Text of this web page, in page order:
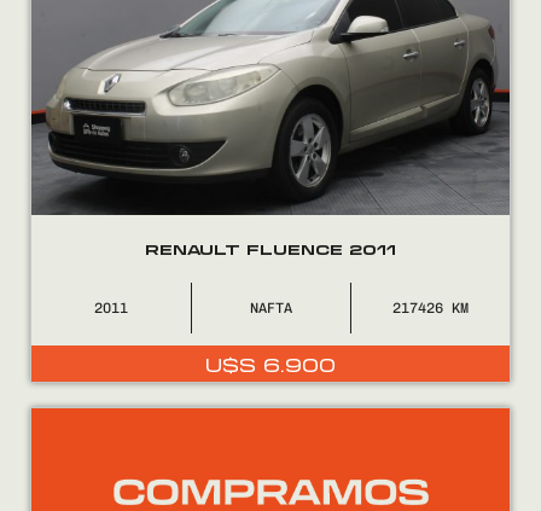
RENAULT FLUENCE 2011
2011 NAFTA 217426
U$S 6.900